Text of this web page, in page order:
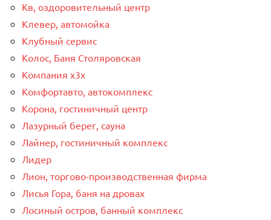
Кв, оздоровительный центр
Клевер, автомойка
Клубный сервис
Колос, Баня Столяровская
Компания x3x
Комфортавто, автокомплекс
Корона, гостиничный центр
Лазурный берег, сауна
Лайнер, гостиничный комплекс
Лидер
Лион, торгово-производственная фирма
Лисья Гора, баня на дровах
Лосиный остров, банный комплекс